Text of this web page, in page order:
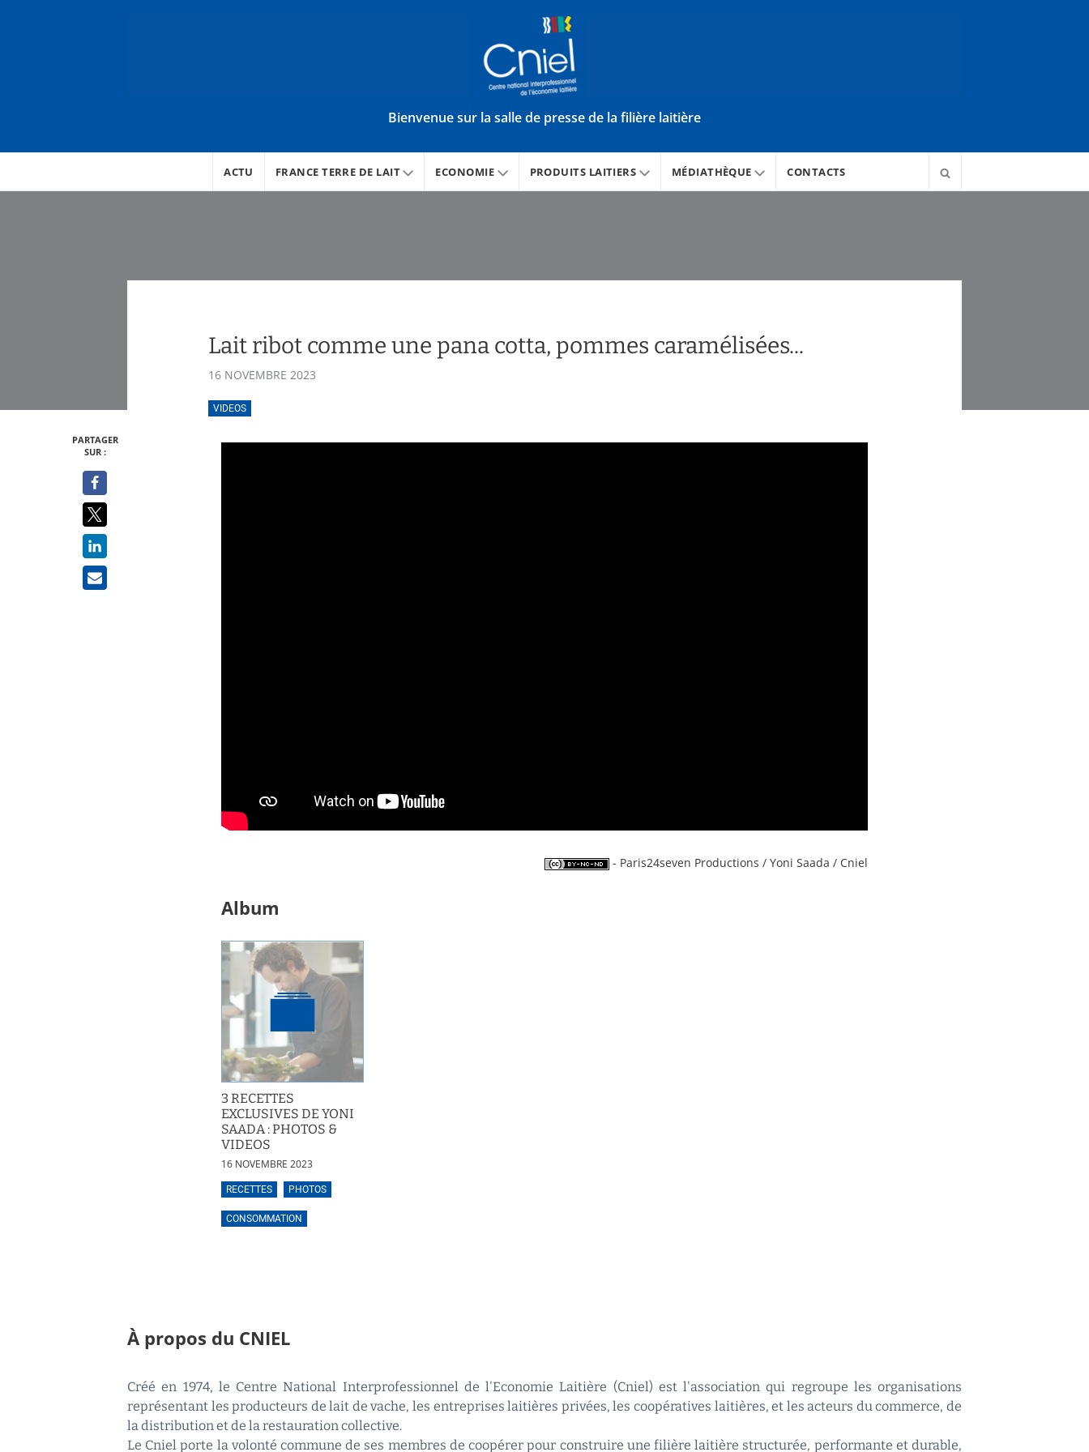
Bienvenue sur la salle de presse de la filière laitière
ACTU FRANCE TERRE DE LAIT ECONOMIE PRODUITS LAITIERS MÉDIATHÈQUE CONTACTS
Lait ribot comme une pana cotta, pommes caramélisées...
16 NOVEMBRE 2023
VIDEOS
PARTAGER
SUR :
- Paris24seven Productions / Yoni Saada / Cniel
Album
3 RECETTES
EXCLUSIVES DE YONI
SAADA : PHOTOS &
VIDEOS
16 NOVEMBRE 2023
RECETTES PHOTOS
CONSOMMATION
À propos du CNIEL
Créé en 1974, le Centre National Interprofessionnel de l'Economie Laitière (Cniel) est l'association qui regroupe les organisations
représentant les producteurs de lait de vache, les entreprises laitières privées, les coopératives laitières, et les acteurs du commerce, de
la distribution et de la restauration collective.
Le Cniel porte la volonté commune de ses membres de coopérer pour construire une filière laitière structurée, performante et durable,